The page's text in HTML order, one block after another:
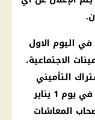
اليوم الاول
الاجتماعية،
التأميني
يوم 1
يناير
المعاشات